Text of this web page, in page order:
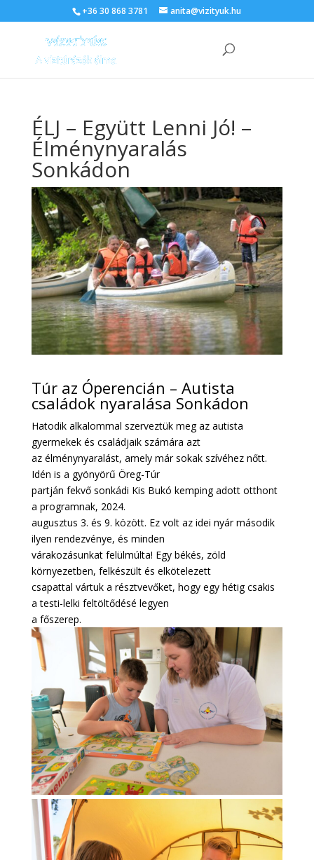
+36 30 868 3781 anita@vizityuk.hu
ÉLJ – Együtt Lenni Jó! –
Élménynyaralás
Sonkádon
Túr az Óperencián – Autista
családok nyaralása Sonkádon
Hatodik alkalommal szerveztük meg az autista
gyermekek és családjaik számára azt
az élménynyaralást, amely már sokak szívéhez nőtt.
Idén is a gyönyörű Öreg-Túr
partján fekvő sonkádi Kis Bukó kemping adott otthont
a programnak, 2024.
augusztus 3. és 9. között. Ez volt az idei nyár második
ilyen rendezvénye, és minden
várakozásunkat felülmúlta! Egy békés, zöld
környezetben, felkészült és elkötelezett
csapattal vártuk a résztvevőket, hogy egy hétig csakis
a testi-lelki feltöltődésé legyen
a főszerep.